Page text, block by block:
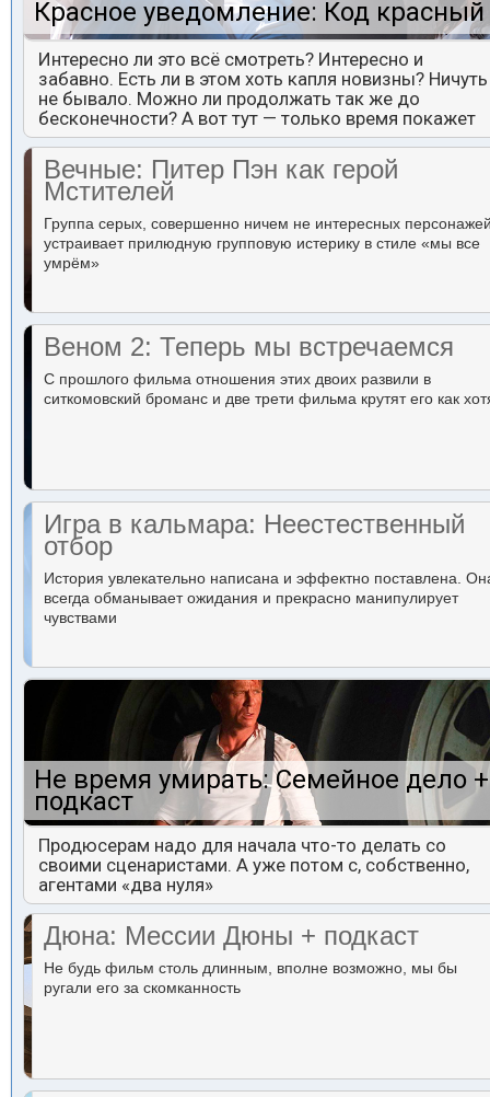
Красное уведомление: Код красный
Интересно ли это всё смотреть? Интересно и
забавно. Есть ли в этом хоть капля новизны? Ничуть
не бывало. Можно ли продолжать так же до
бесконечности? А вот тут — только время покажет
Вечные: Питер Пэн как герой
Мстителей
Группа серых, совершенно ничем не интересных
устраивает прилюдную групповую истерику в стиле «мы все
умрём»
Веном 2: Теперь мы встречаемся
С прошлого фильма отношения этих двоих развили в
ситкомовский броманс и две трети фильма крутят его как
Игра в кальмара: Неестественный
отбор
История увлекательно написана и эффектно поставлена.
всегда обманывает ожидания и прекрасно манипулирует
чувствами
Не время умирать: Семейное дело +
подкаст
Продюсерам надо для начала что-то делать со
своими сценаристами. А уже потом с, собственно,
агентами «два нуля»
Дюна: Мессии Дюны + подкаст
Не будь фильм столь длинным, вполне возможно, мы бы
ругали его за скомканность